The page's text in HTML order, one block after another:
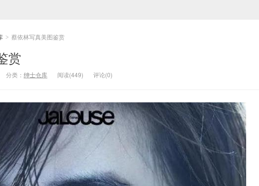
> 蔡依林写真美图鉴赏
赏
分类： 绅士仓库 阅读(449) 评论(0)